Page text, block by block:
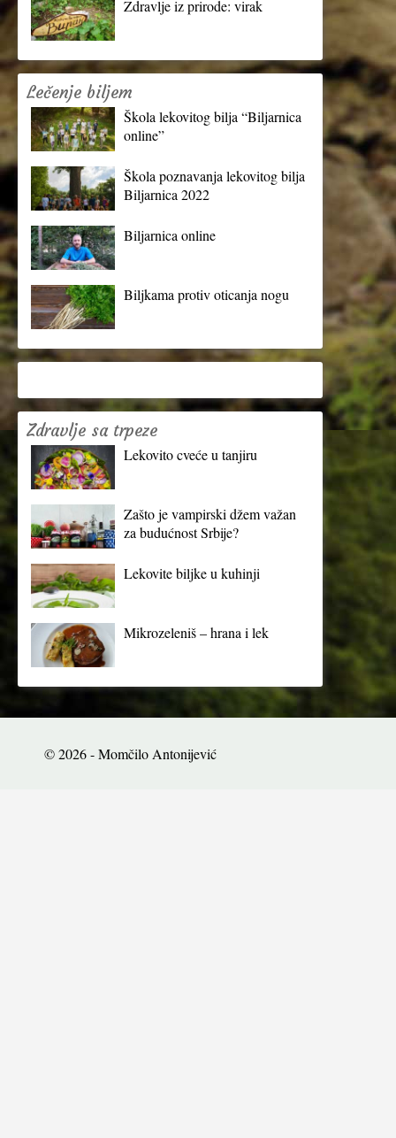
Zdravlje iz prirode: virak
Lečenje biljem
Škola lekovitog bilja “Biljarnica
online”
Škola poznavanja lekovitog bilja
Biljarnica 2022
Biljarnica online
Biljkama protiv oticanja nogu
Zdravlje sa trpeze
Lekovito cveće u tanjiru
Zašto je vampirski džem važan
za budućnost Srbije?
Lekovite biljke u kuhinji
Mikrozeleniš – hrana i lek
© 2026 - Momčilo Antonijević